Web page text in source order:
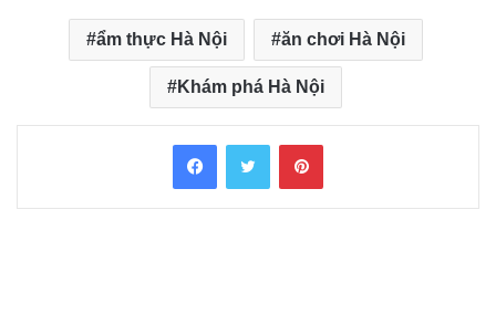
ẩm thực Hà Nội ăn chơi Hà Nội
Khám phá Hà Nội
FacebookTwitter Pinterest